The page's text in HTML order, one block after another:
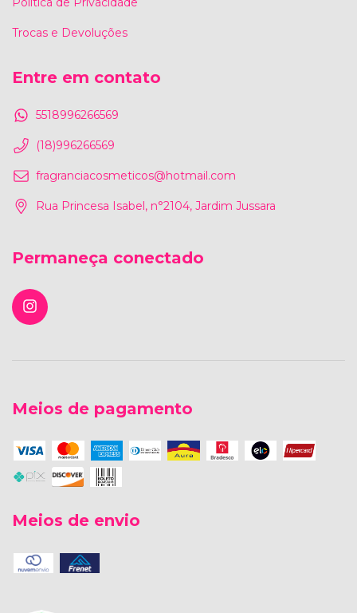
Trocas e Devoluções
Entre em contato
5518996266569
(18)996266569
fragranciacosmeticos@hotmail.com
Rua Princesa Isabel, n°2104, Jardim Jussara
Permaneça conectado
Meios de pagamento
Meios de envio